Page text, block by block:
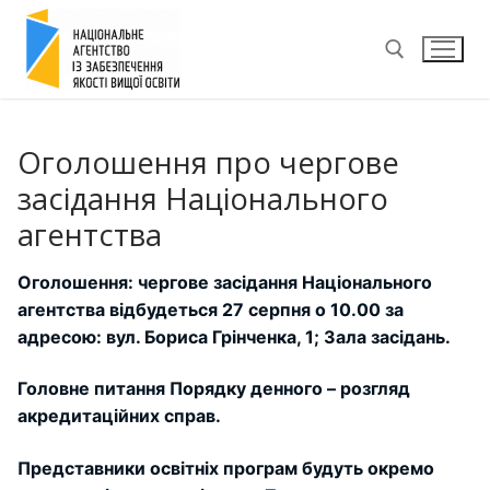
Перейти
вмісту
Оголошення про чергове
засідання Національного
агентства
Оголошення: чергове засідання Національного
агентства відбудеться 27 серпня о 10.00 за
адресою: вул. Бориса Грінченка, 1; Зала засідань.
Головне питання Порядку денного – розгляд
акредитаційних справ.
Представники освітніх програм будуть окремо